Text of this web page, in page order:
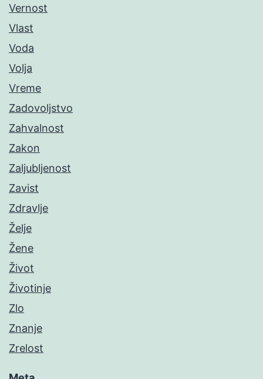
Vernost
Vlast
Voda
Volja
Vreme
Zadovoljstvo
Zahvalnost
Zakon
Zaljubljenost
Zavist
Zdravlje
Želje
Žene
Život
Životinje
Zlo
Znanje
Zrelost